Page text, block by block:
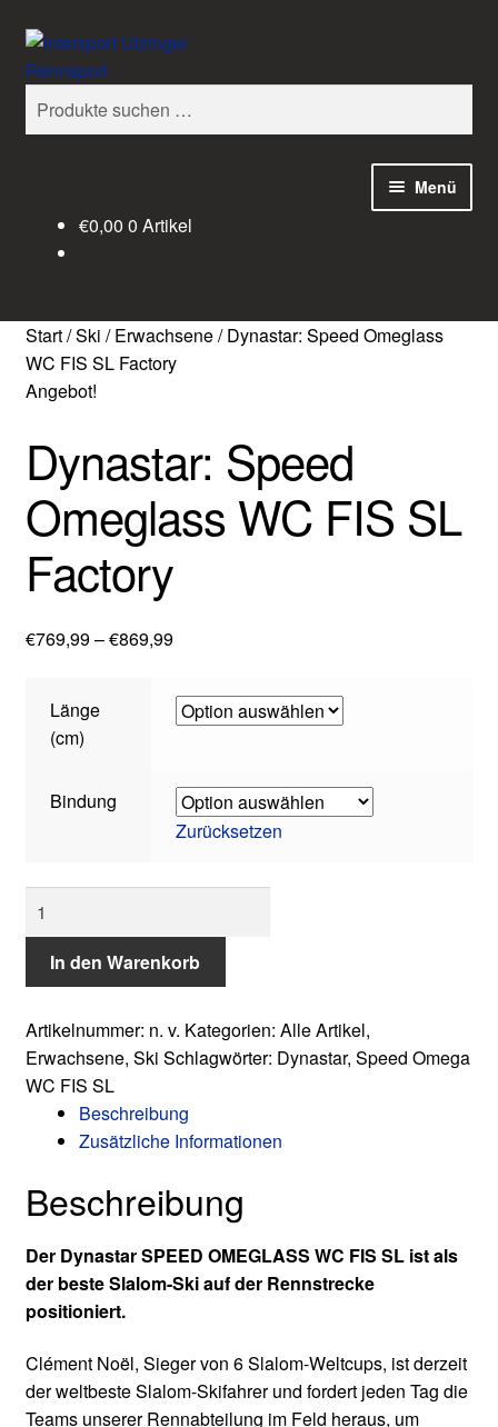
Zur
Navigation
springen
Zum
Inhalt
springen
Suchen
nach:
Suchen
Menü
Warenkorb
Über uns
Terminvereinbaren
€0,00 0 Artikel
Start/Ski /Erwachsene/Dynastar: Speed Omeglass
WC FIS SL Factory
Angebot!
Dynastar: Speed
Omeglass WC FIS SL
Factory
€769,99–€869,99Preisspanne:
bis
€869,99
Länge
(cm)
Bindung
Zurücksetzen
Speed
Omeglass
WC
SL
Factory
Menge
In den Warenkorb
Artikelnummer: n. v. Kategorien: Alle Artikel,
Erwachsene, Ski Schlagwörter: Dynastar, Speed Omega
WC FIS SL
Beschreibung
Zusätzliche Informationen
Beschreibung
Der Dynastar SPEED OMEGLASS WC FIS SL ist als
der beste Slalom-Ski auf der Rennstrecke
positioniert.
Clément Noël, Sieger von 6 Slalom-Weltcups, ist derzeit
der weltbeste Slalom-Skifahrer und fordert jeden Tag die
Teams unserer Rennabteilung im Feld heraus, um